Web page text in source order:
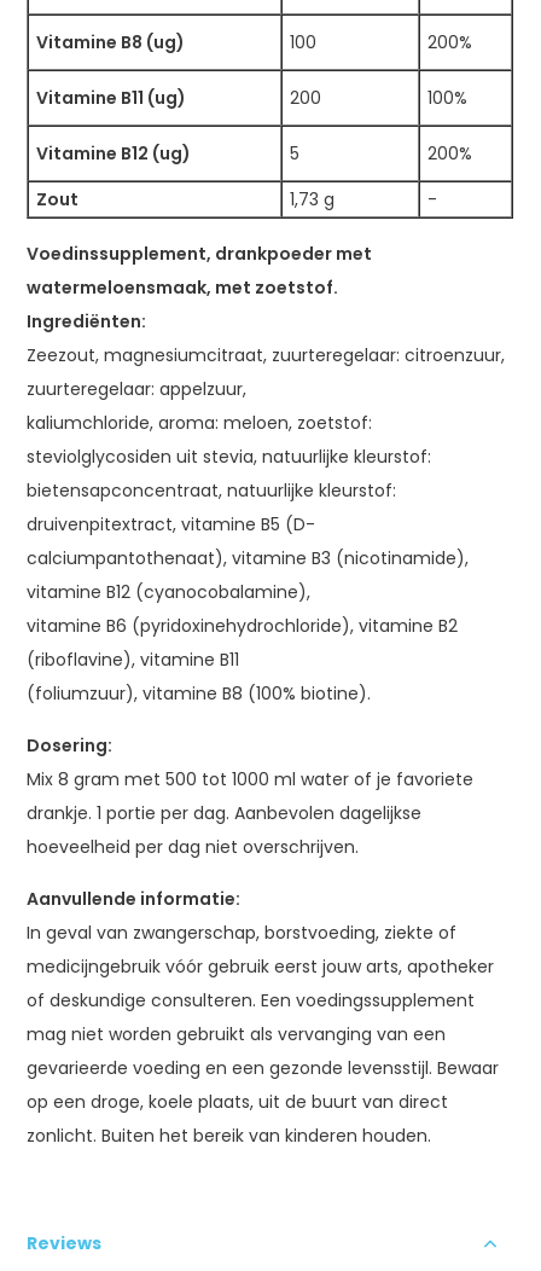
Vitamine B8 (ug) 100 200%
Vitamine B11 (ug) 200 100%
Vitamine B12 (ug) 5
200%
Zout
1,73 g -
Voedinssupplement, drankpoeder met
watermeloensmaak, met zoetstof.
Ingrediënten:
Zeezout, magnesiumcitraat, zuurteregelaar: citroenzuur,
zuurteregelaar: appelzuur,
kaliumchloride, aroma: meloen, zoetstof:
steviolglycosiden uit stevia, natuurlijke kleurstof:
bietensapconcentraat, natuurlijke kleurstof:
druivenpitextract, vitamine B5 (D-
calciumpantothenaat), vitamine B3 (nicotinamide),
vitamine B12 (cyanocobalamine),
vitamine B6 (pyridoxinehydrochloride), vitamine B2
(riboflavine), vitamine B11
(foliumzuur), vitamine B8 (100% biotine).
Dosering:
Mix 8 gram met 500 tot 1000 ml water of je favoriete
drankje. 1 portie per dag. Aanbevolen dagelijkse
hoeveelheid per dag niet overschrijven.
Aanvullende informatie:
In geval van zwangerschap, borstvoeding, ziekte of
medicijngebruik vóór gebruik eerst jouw arts, apotheker
of deskundige consulteren. Een voedingssupplement
mag niet worden gebruikt als vervanging van een
gevarieerde voeding en een gezonde levensstijl. Bewaar
op een droge, koele plaats, uit de buurt van direct
zonlicht. Buiten het bereik van kinderen houden.
Reviews